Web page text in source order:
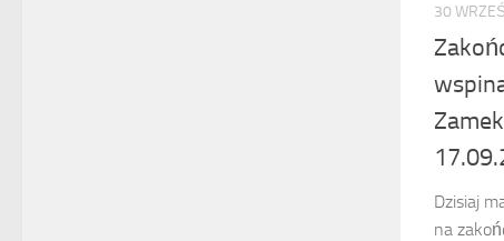
30
Dzisiaj
na